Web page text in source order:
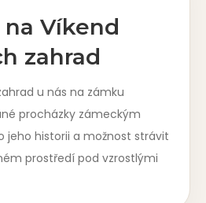
na Víkend
zahrad
u nás na zámku
procházky zámeckým
jeho historii a možnost strávit
prostředí pod vzrostlými